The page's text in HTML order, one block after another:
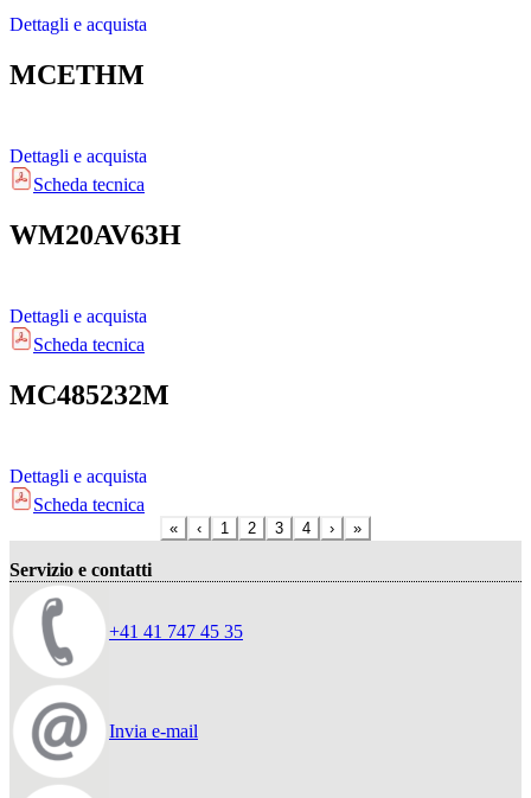
Dettagli e acquista
MCETHM
Dettagli e acquista
Scheda tecnica
WM20AV63H
Dettagli e acquista
Scheda tecnica
MC485232M
Dettagli e acquista
Scheda tecnica
« ‹ 1 2 3 4 › »
Servizio e contatti
+41 41 747 45 35
Invia e-mail